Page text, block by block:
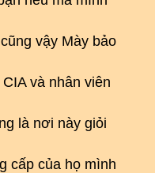
vậy Mày bảo
và nhân viên
là nơi này giỏi
cấp của họ mình